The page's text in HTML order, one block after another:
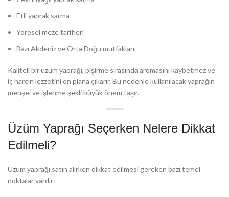
Etli yaprak sarma
Yöresel meze tarifleri
Bazı Akdeniz ve Orta Doğu mutfakları
Kaliteli bir üzüm yaprağı, pişirme sırasında aromasını kaybetmez ve
iç harcın lezzetini ön plana çıkarır. Bu nedenle kullanılacak yaprağın
menşei ve işlenme şekli büyük önem taşır.
Üzüm Yaprağı Seçerken Nelere Dikkat
Edilmeli?
Üzüm yaprağı satın alırken dikkat edilmesi gereken bazı temel
noktalar vardır: